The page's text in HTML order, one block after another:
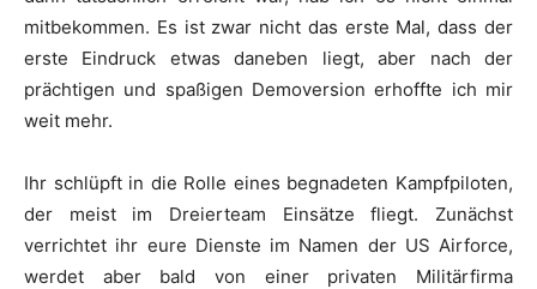
mitbekommen. Es ist zwar nicht das erste Mal, dass der
erste Eindruck etwas daneben liegt, aber nach der
prächtigen und spaßigen Demoversion erhoffte ich mir
weit mehr.
Ihr schlüpft in die Rolle eines begnadeten Kampfpiloten,
der meist im Dreierteam Einsätze fliegt. Zunächst
verrichtet ihr eure Dienste im Namen der US Airforce,
werdet aber bald von einer privaten Militärfirma